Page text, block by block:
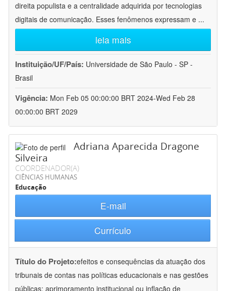
direita populista e a centralidade adquirida por tecnologias
digitais de comunicação. Esses fenômenos expressam e ...
leia mais
Instituição/UF/País: Universidade de São Paulo - SP -
Brasil
Vigência: Mon Feb 05 00:00:00 BRT 2024-Wed Feb 28
00:00:00 BRT 2029
Adriana Aparecida Dragone
Silveira
COORDENADOR(A)
CIÊNCIAS HUMANAS
Educação
E-mail
Currículo
Título do Projeto:efeitos e consequências da atuação dos
tribunais de contas nas políticas educacionais e nas gestões
públicas: aprimoramento institucional ou inflação de